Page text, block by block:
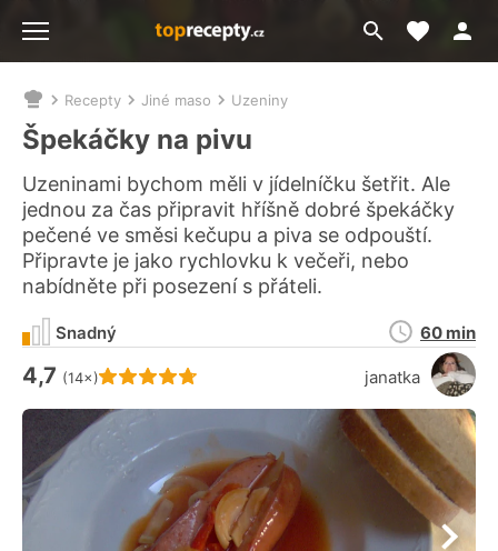
Přejít
na
Moje
Nacházíte
se
zde:
Recepty Jiné maso Uzeniny
Špekáčky na pivu
Uzeninami bychom měli v jídelníčku šetřit. Ale
jednou za čas připravit hříšně dobré špekáčky
pečené ve směsi kečupu a piva se odpouští.
Připravte je jako rychlovku k večeři, nebo
nabídněte při posezení s přáteli.
Hodnocení receptu je
4,7 (14×) janatka
Snadný
Doba
přípravy
60 min